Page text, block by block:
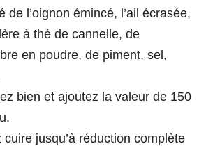
de l’oignon émincé, l’ail écrasée,
à thé de cannelle, de
en poudre, de piment, sel,
bien et ajoutez la valeur de 150
cuire jusqu’à réduction complète